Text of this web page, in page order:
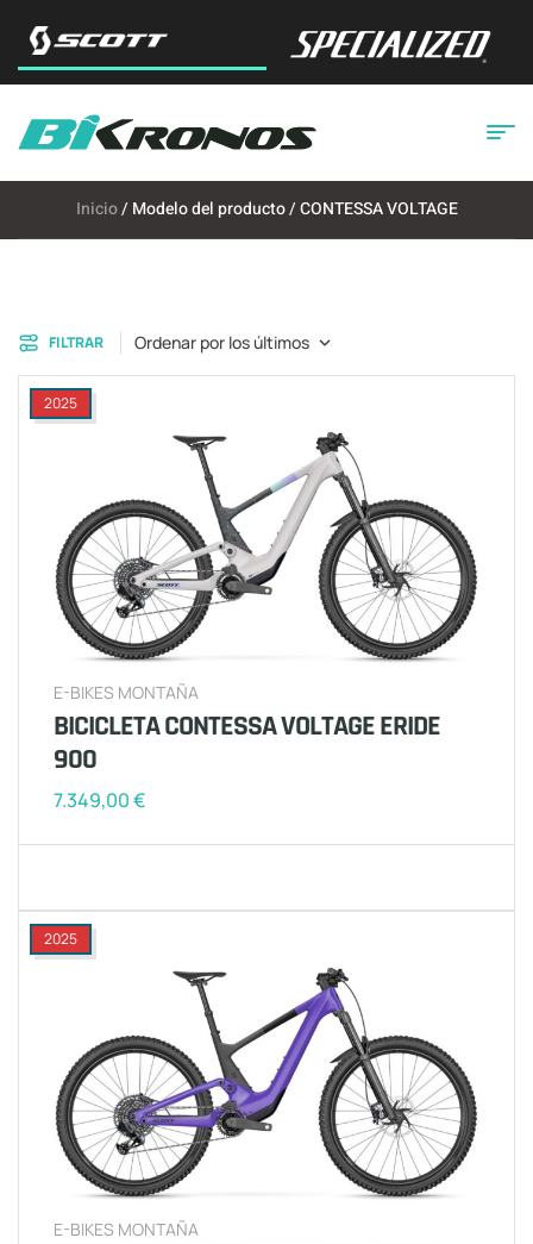
Inicio/ Modelo del producto / CONTESSA VOLTAGE
FILTRAR Ordenar por los últimos
2025
E-BIKES MONTAÑA
BICICLETA CONTESSA VOLTAGE ERIDE
900
7.349,00€
2025
E-BIKES MONTAÑA